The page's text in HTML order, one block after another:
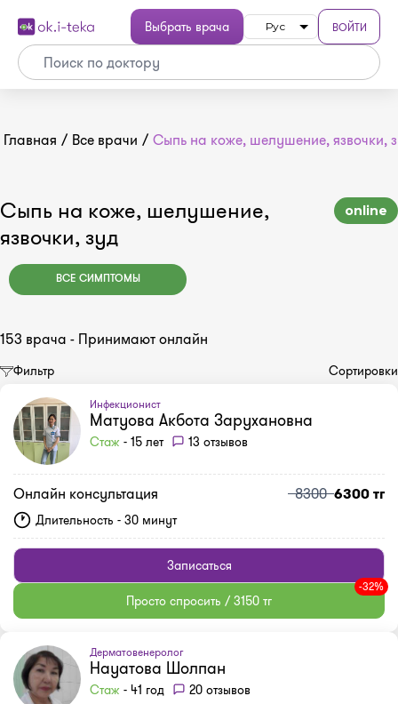
Выбрать врача Рус ВОЙТИ
Главная / Все врачи / Сыпь на коже, шелушение, язвочки,
Сыпь на коже, шелушение,
язвочки, зуд
online
ВСЕ СИМПТОМЫ
153 врача - Принимают онлайн
Фильтр Сортировки
Инфекционист
Матуова Акбота Зарухановна
Стаж - 15 лет 13 отзывов
Онлайн консультация 83006300 тг
Длительность - 30 минут
Записаться
Просто спросить / 3150 тг
-32%
Дерматовенеролог
Науатова Шолпан
Стаж - 41 год 20 отзывов